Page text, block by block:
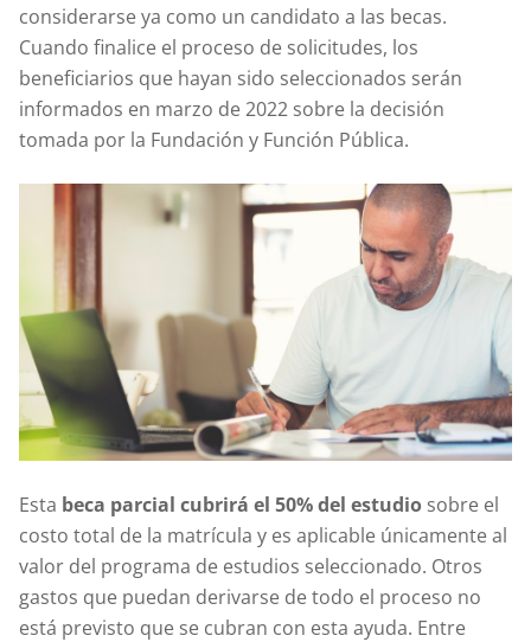
considerarse ya como un candidato a las becas.
Cuando finalice el proceso de solicitudes, los
beneficiarios que hayan sido seleccionados serán
informados en marzo de 2022 sobre la decisión
tomada por la Fundación y Función Pública.
Esta beca parcial cubrirá el 50% del estudio sobre el
costo total de la matrícula y es aplicable únicamente al
valor del programa de estudios seleccionado. Otros
gastos que puedan derivarse de todo el proceso no
está previsto que se cubran con esta ayuda. Entre